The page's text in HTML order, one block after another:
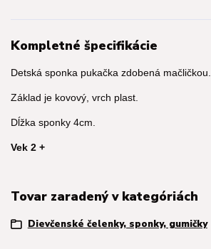
Kompletné špecifikácie
Detská sponka pukačka zdobená mačličkou.
Základ je kovový, vrch plast.
Dĺžka sponky 4cm.
Vek 2 +
Tovar zaradený v kategóriách
Dievčenské čelenky, sponky, gumičky